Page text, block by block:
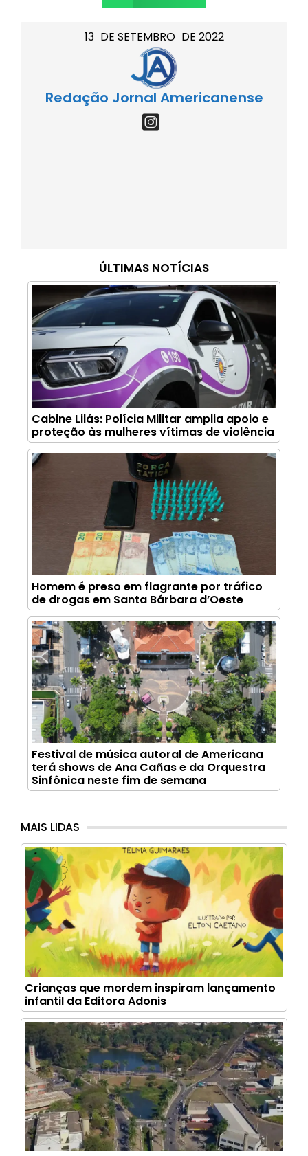
13 DE SETEMBRO DE 2022
Redação Jornal Americanense
ÚLTIMAS NOTÍCIAS
Cabine Lilás: Polícia Militar amplia apoio e
proteção às mulheres vítimas de violência
Homem é preso em flagrante por tráfico
de drogas em Santa Bárbara d’Oeste
Festival de música autoral de Americana
terá shows de Ana Cañas e da Orquestra
Sinfônica neste fim de semana
MAIS LIDAS
Crianças que mordem inspiram lançamento
infantil da Editora Adonis